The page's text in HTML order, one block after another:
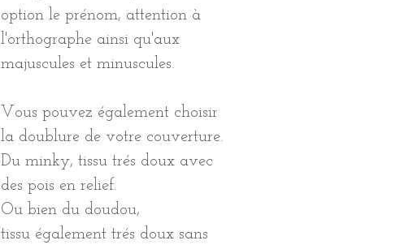
option le prénom, attention à
l'orthographe ainsi qu'aux
majuscules et minuscules.
Vous pouvez également choisir
la doublure de votre couverture.
Du minky, tissu trés doux avec
des pois en relief.
Ou bien du doudou,
tissu également trés doux sans